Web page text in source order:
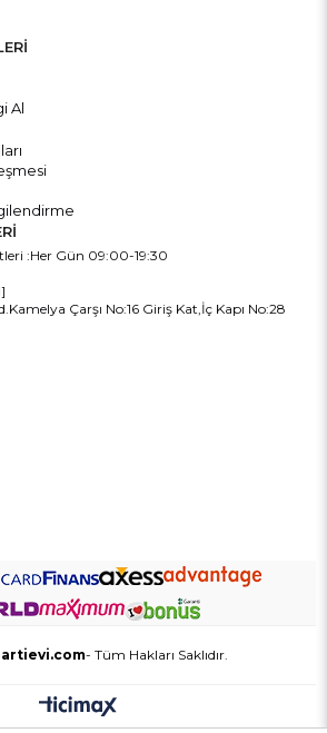
Al
:Her Gün 09:00-19:30
Çarşı No:16 Giriş Kat,İç Kapı No:28
- Tüm Hakları Saklıdır.